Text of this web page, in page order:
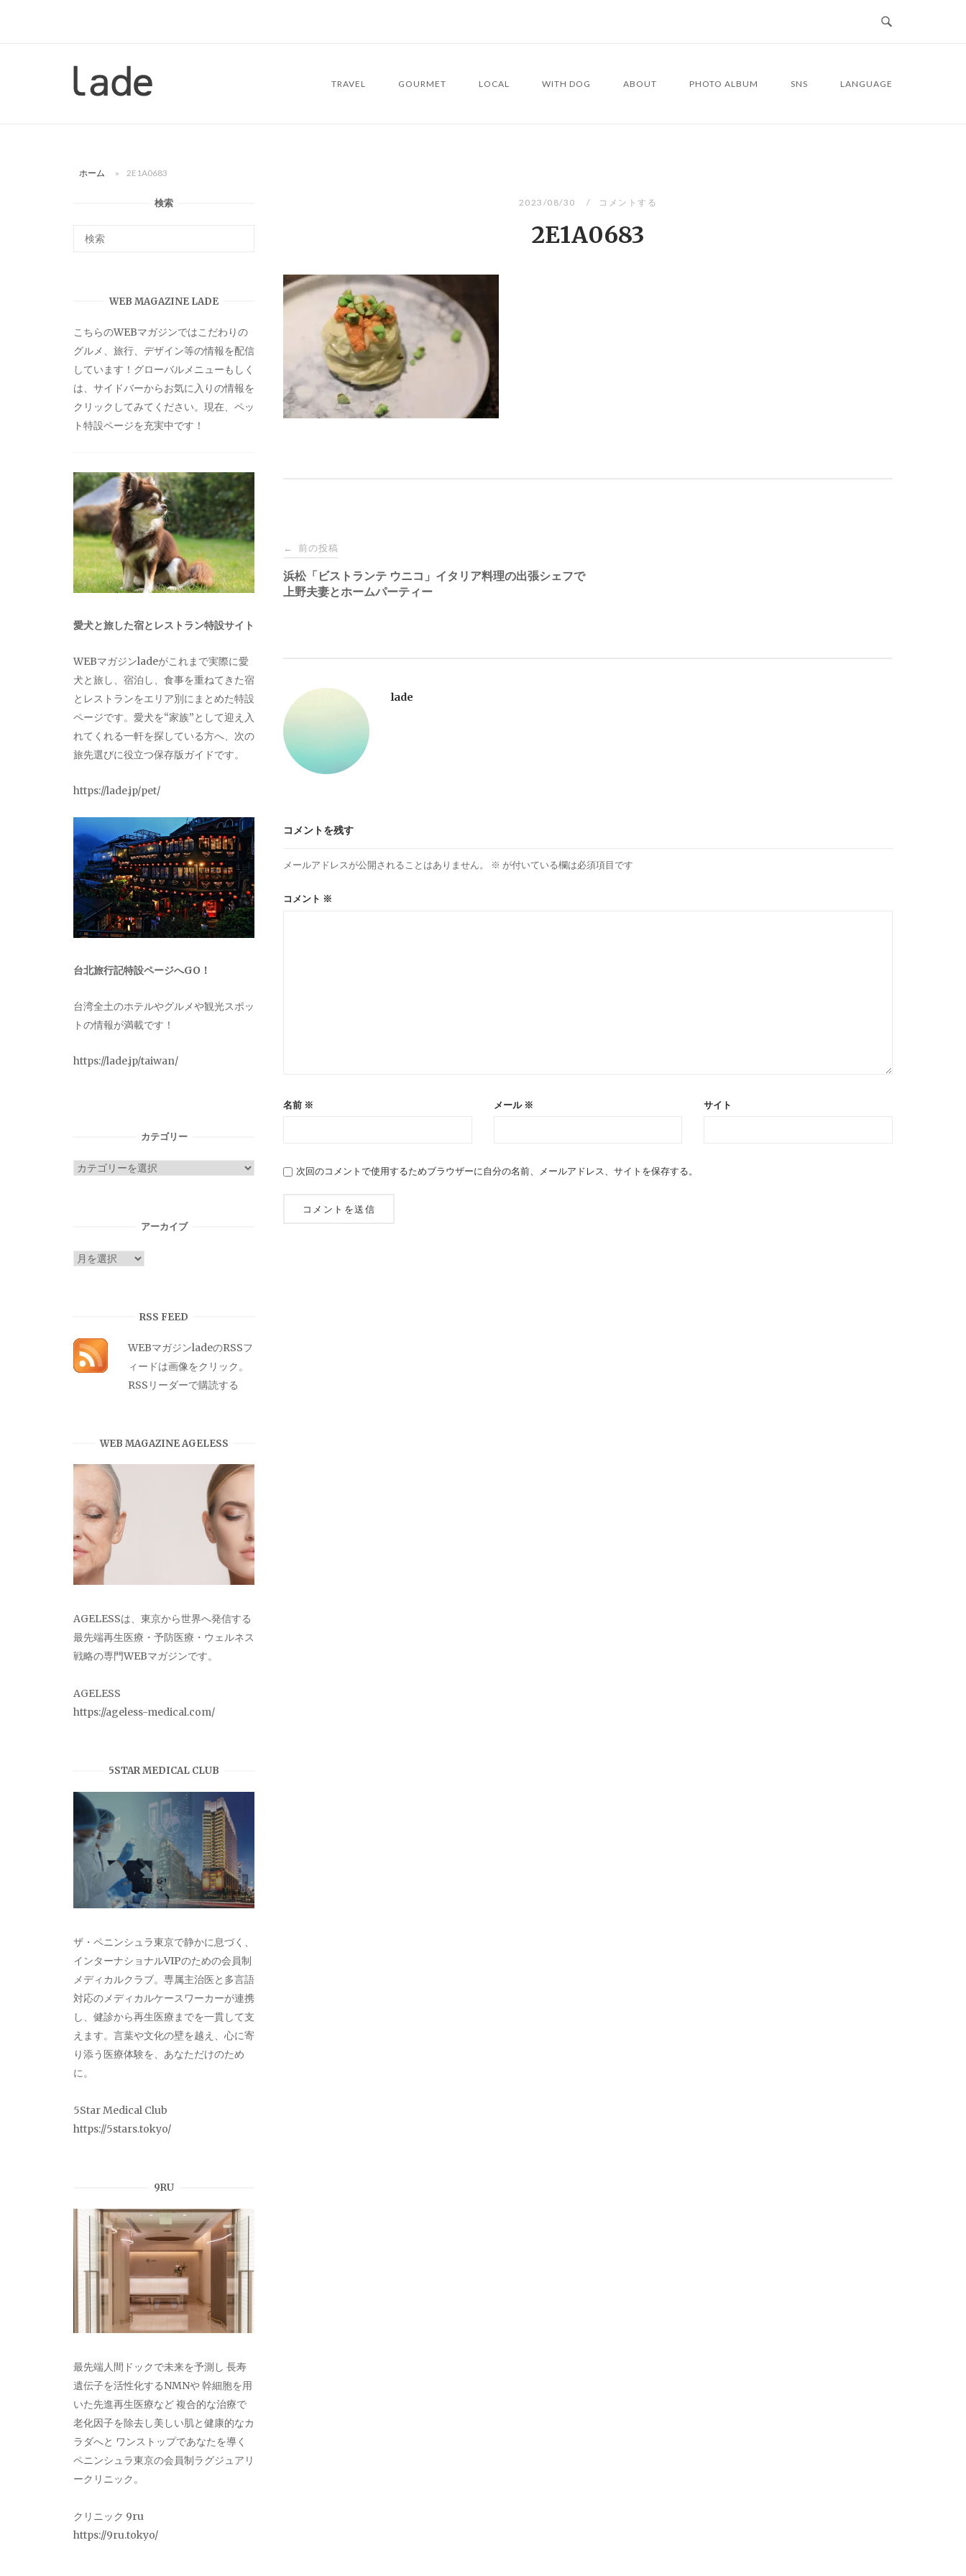
ー
TRAVEL GOURMET LOCAL WITH DOG ABOUT PHOTO ALBUM SNS LANGUAGE
ホーム » 2E1A0683
2023/08/30 コメントする
2E1A0683
投
稿
ゲ
ー
シ
ン
← 前の投稿
浜松「ビストランテ ウニコ」イタリア料理の出張シェフで
上野夫妻とホームパーティー
lade
コメントを残す
メールアドレスが公開されることはありません。 ※ が付いている欄は必須項目です
コメント ※
名前 ※ メール ※ サイト
次回のコメントで使用するためブラウザーに自分の名前、メールアドレス、サイトを保存する。
検索
WEB MAGAZINE LADE
こちらのWEBマガジンではこだわりの
グルメ、旅行、デザイン等の情報を配信
しています！グローバルメニューもしく
は、サイドバーからお気に入りの情報を
クリックしてみてください。現在、ペッ
ト特設ページを充実中です！
愛犬と旅した宿とレストラン特設サイト
WEBマガジンladeがこれまで実際に愛
犬と旅し、宿泊し、食事を重ねてきた宿
とレストランをエリア別にまとめた特設
ページです。愛犬を“家族”として迎え入
れてくれる一軒を探している方へ、次の
旅先選びに役立つ保存版ガイドです。
https://lade.jp/pet/
台北旅行記特設ページへGO！
台湾全土のホテルやグルメや観光スポッ
トの情報が満載です！
https://lade.jp/taiwan/
カテゴリー
カ
アーカイブ
ア
RSS FEED
WEBマガジンladeのRSSフ
ィードは画像をクリック。
RSSリーダーで購読する
WEB MAGAZINE AGELESS
AGELESSは、東京から世界へ発信する
最先端再生医療・予防医療・ウェルネス
戦略の専門WEBマガジンです。
AGELESS
https://ageless-medical.com/
5STAR MEDICAL CLUB
ザ・ペニンシュラ東京で静かに息づく、
インターナショナルVIPのための会員制
メディカルクラブ。専属主治医と多言語
対応のメディカルケースワーカーが連携
し、健診から再生医療までを一貫して支
えます。言葉や文化の壁を越え、心に寄
り添う医療体験を、あなただけのため
に。
5Star Medical Club
https://5stars.tokyo/
9RU
最先端人間ドックで未来を予測し 長寿
遺伝子を活性化するNMNや 幹細胞を用
いた先進再生医療など 複合的な治療で
老化因子を除去し美しい肌と健康的なカ
ラダへと ワンストップであなたを導く
ペニンシュラ東京の会員制ラグジュアリ
ークリニック。
クリニック 9ru
https://9ru.tokyo/